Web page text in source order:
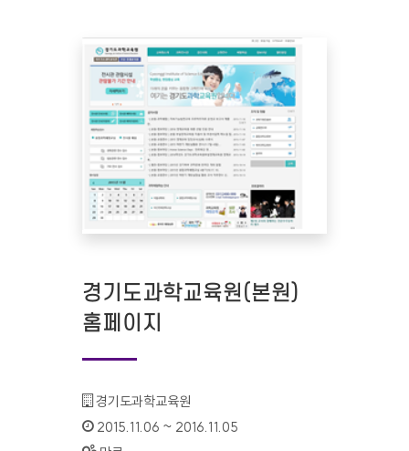
경기도과학교육원(본원)
홈페이지
기관명 :
경기도과학교육원
인증기간 :
2015.11.06 ~ 2016.11.05